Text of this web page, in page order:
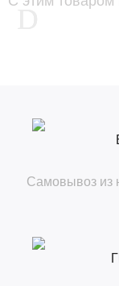
Самовывоз из